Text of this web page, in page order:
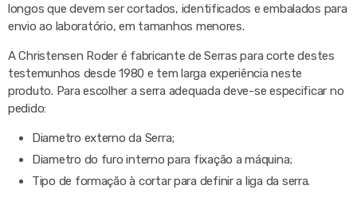
longos que devem ser cortados, identificados e embalados para
envio ao laboratório, em tamanhos menores.
A Christensen Roder é fabricante de Serras para corte destes
testemunhos desde 1980 e tem larga experiência neste
produto. Para escolher a serra adequada deve-se especificar no
pedido:
Diametro externo da Serra;
Diametro do furo interno para fixação a máquina;
Tipo de formação à cortar para definir a liga da serra.